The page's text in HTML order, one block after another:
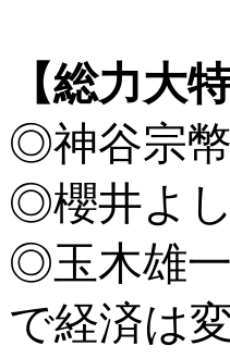
【総力大
◎神谷宗
◎櫻井よ
◎玉木雄
で経済は